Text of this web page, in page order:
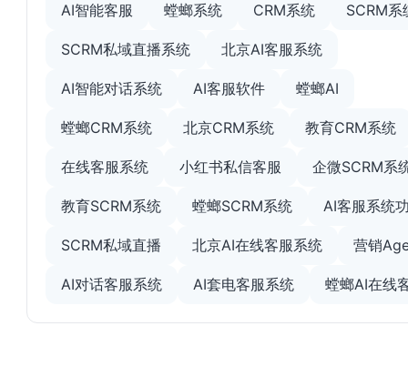
AI智能客服 螳螂系统 CRM系统 SCRM系
SCRM私域直播系统 北京AI客服系统
AI智能对话系统 AI客服软件 螳螂AI
螳螂CRM系统 北京CRM系统 教育CRM系统
在线客服系统 小红书私信客服 企微SCRM系
教育SCRM系统 螳螂SCRM系统 AI客服系统
SCRM私域直播 北京AI在线客服系统 营销
AI对话客服系统 AI套电客服系统 螳螂AI在线